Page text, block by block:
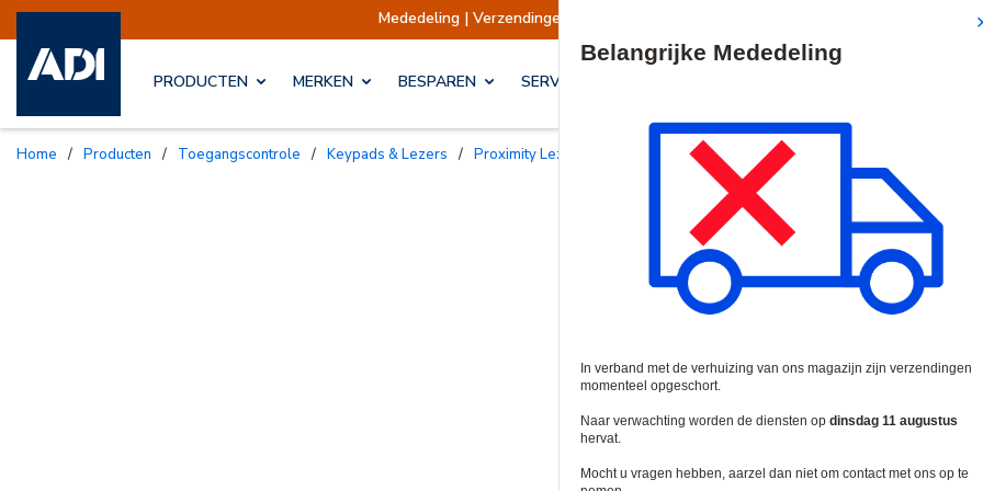
Mededeling | Verzendingen opgeschort Verzendingen worden op dinsdag 11
PRODUCTEN MERKEN BESPAREN SERVICES & OPLOSSINGEN
Home / Producten / Toegangscontrole / Keypads & Lezers / Proximity Lezer